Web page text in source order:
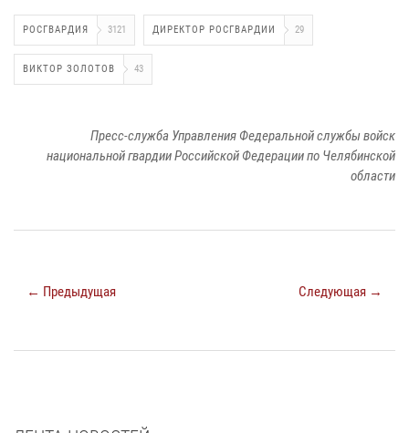
РОСГВАРДИЯ 3121 ДИРЕКТОР РОСГВАРДИИ 29
ВИКТОР ЗОЛОТОВ 43
Пресс-служба Управления Федеральной службы войск
национальной гвардии Российской Федерации по Челябинской
области
← Предыдущая Следующая →